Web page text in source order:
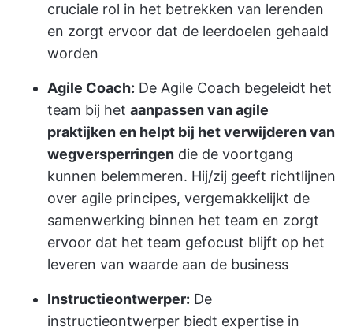
cruciale rol in het betrekken van lerenden
en zorgt ervoor dat de leerdoelen gehaald
worden
Agile Coach: De Agile Coach begeleidt het
team bij het aanpassen van agile
praktijken en helpt bij het verwijderen van
wegversperringen die de voortgang
kunnen belemmeren. Hij/zij geeft richtlijnen
over agile principes, vergemakkelijkt de
samenwerking binnen het team en zorgt
ervoor dat het team gefocust blijft op het
leveren van waarde aan de business
Instructieontwerper: De
instructieontwerper biedt expertise in